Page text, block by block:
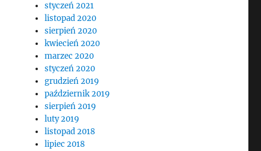
styczeń 2021
listopad 2020
sierpień 2020
kwiecień 2020
marzec 2020
styczeń 2020
grudzień 2019
październik 2019
sierpień 2019
luty 2019
listopad 2018
lipiec 2018